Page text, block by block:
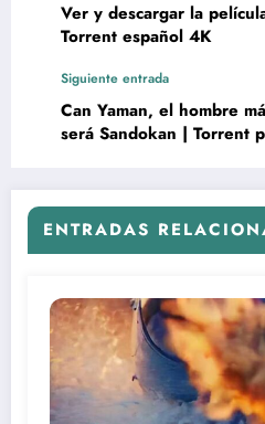
Ver y descargar la
Torrent español 4K
Siguiente entrada
Can Yaman, el hombre
será Sandokan | Torrent
ENTRADAS